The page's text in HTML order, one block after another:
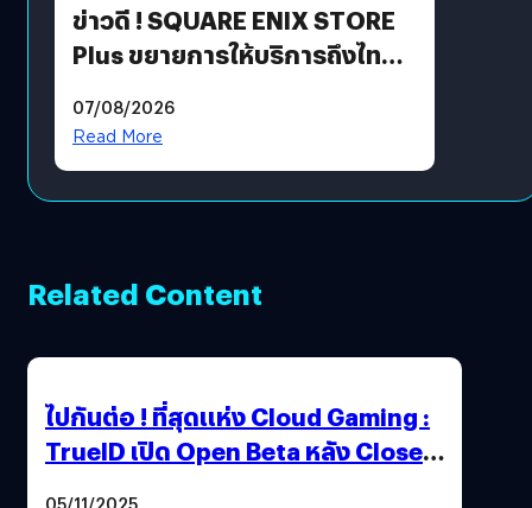
ข่าวดี ! SQUARE ENIX STORE
Plus ขยายการให้บริการถึงไทย
โดยตรง
07/08/2026
Read More
Related Content
ไปกันต่อ ! ที่สุดแห่ง Cloud Gaming :
TrueID เปิด Open Beta หลัง Close
05/11/2025